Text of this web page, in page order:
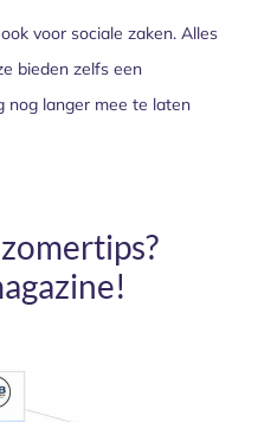
voor sociale zaken. Alles
bieden zelfs een
nog langer mee te laten